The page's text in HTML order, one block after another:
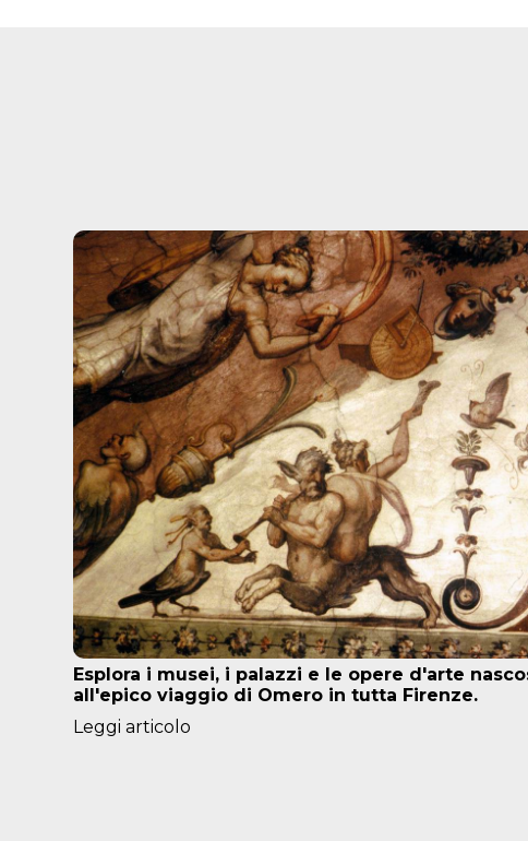
Esplora i musei, i palazzi e le opere d'arte
all'epico viaggio di Omero in tutta Firenze.
Leggi articolo